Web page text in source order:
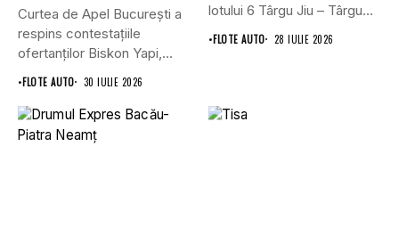
Curtea de Apel București a
respins contestațiile
ofertanților Biskon Yapi,
Straco și...
•FLOTE AUTO 30 IULIE 2026
lotului 6 Târgu Jiu – Târgu
Cărbunești,...
•FLOTE AUTO 28 IULIE 2026